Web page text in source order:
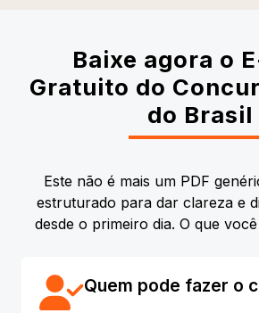
Baixe agora o
Gratuito do
do Brasil
Este não é mais um PDF
estruturado para dar clareza e
desde o primeiro dia. O que
Quem pode fazer o